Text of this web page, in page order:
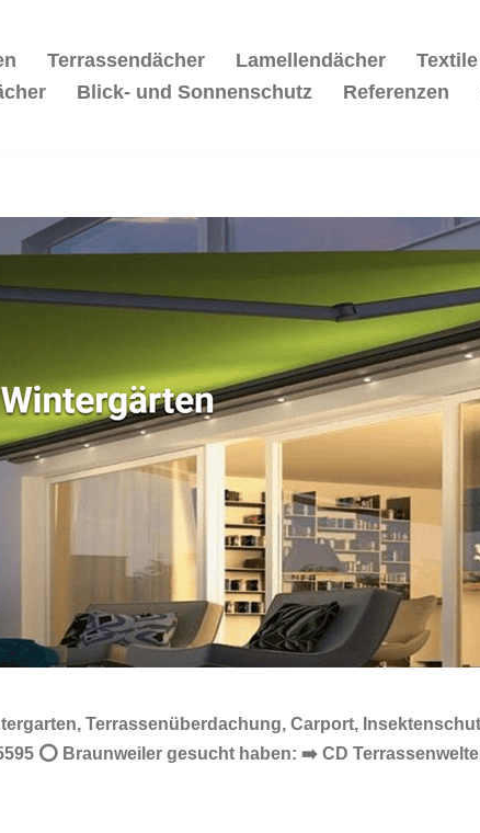
Terrassendächer Lamellendächer
Blick- und Sonnenschutz Referenzen
Terrassenüberdachung, Carport,
⭕ Braunweiler gesucht haben: ➡️ CD